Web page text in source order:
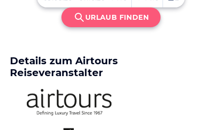
Details zum Airtours
Reiseveranstalter